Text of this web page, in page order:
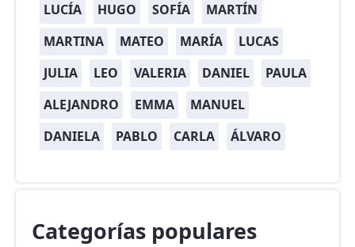
LUCÍA HUGO SOFÍA
MARTÍN
MARTINA
MATEO MARÍA
LUCAS
JULIA
LEO VALERIA DANIEL
PAULA
ALEJANDRO
EMMA
MANUEL
DANIELA
PABLO CARLA ÁLVARO
Categorías populares